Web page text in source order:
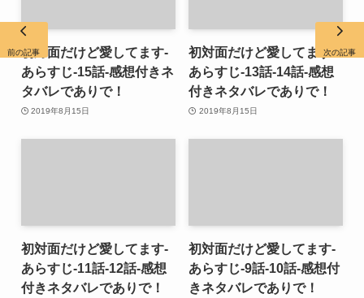
初対面だけど愛してます-
あらすじ-15話-感想付きネ
タバレでありで！
2019年8月15日
初対面だけど愛してます-
あらすじ-13話-14話-感想
付きネタバレでありで！
2019年8月15日
初対面だけど愛してます-
あらすじ-11話-12話-感想
付きネタバレでありで！
初対面だけど愛してます-
あらすじ-9話-10話-感想付
きネタバレでありで！
前の記事 次の記事